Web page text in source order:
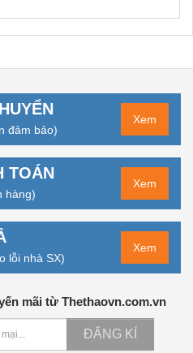
đảm bảo)
Xem
TOÁN
hàng)
Xem
lỗi nhà SX)
Xem
mãi từ Thethaovn.com.vn
ĐĂNG KÍ